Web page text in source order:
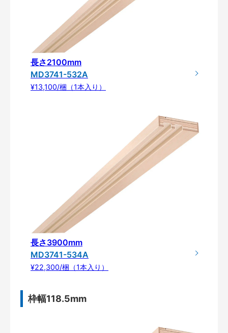
長さ2100mm
MD3741-532A
¥13,100/梱（1本入り）
長さ3900mm
MD3741-534A
¥22,300/梱（1本入り）
枠幅118.5mm